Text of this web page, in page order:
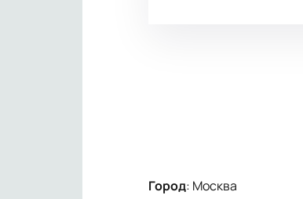
Город: Москва